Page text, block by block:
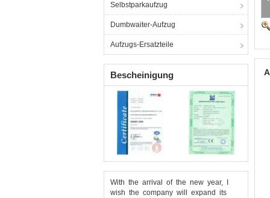
Selbstparkaufzug
Dumbwaiter-Aufzug
Aufzugs-Ersatzteile
Bescheinigung
With the arrival of the new year, I
wish the company will expand its